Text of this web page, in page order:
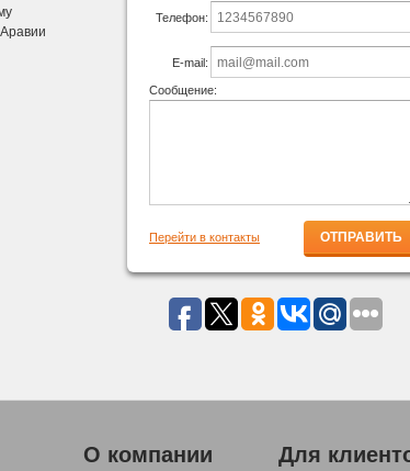
Телефон:
E-mail:
Сообщение:
Перейти в контакты
О компании Для